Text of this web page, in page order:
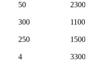
50
2300
300
1100
250
1500
4 3300